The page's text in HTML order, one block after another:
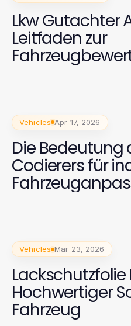
Lkw Gutachter
Leitfaden zur
Vehicles Apr 17, 2026
Die Bedeutung
Codierers für
Vehicles Mar 23, 2026
Hochwertiger
Fahrzeug